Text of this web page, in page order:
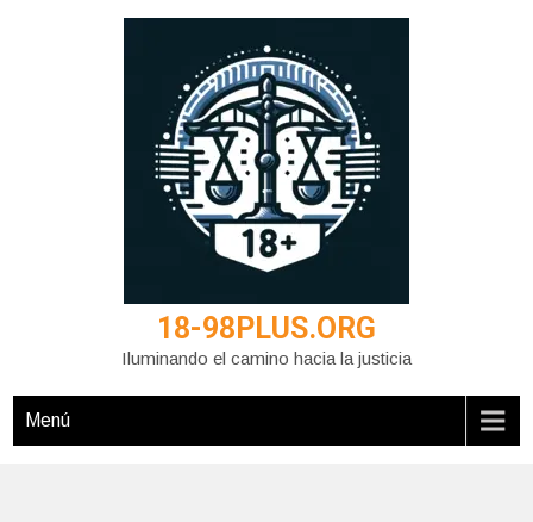
18-98PLUS.ORG
Iluminando el camino hacia la justicia
Menú